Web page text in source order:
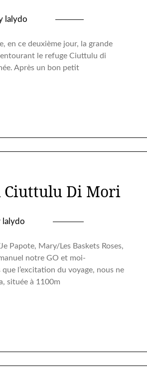
lalydo
en ce deuxième jour, la grande
le refuge Ciuttulu di
Après un bon petit
Ciuttulu Di Mori
lalydo
Papote, Mary/Les Baskets Roses,
notre GO et moi-
l’excitation du voyage, nous ne
située à 1100m